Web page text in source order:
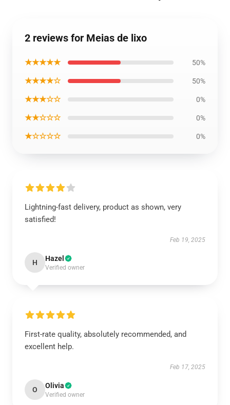
2 reviews for Meias de lixo
★★★★★ 50%
★★★★☆ 50%
★★★☆☆ 0%
★★☆☆☆ 0%
★☆☆☆☆ 0%
Lightning-fast delivery, product as shown, very
satisfied!
Feb 19, 2025
H Hazel
Verified owner
First-rate quality, absolutely recommended, and
excellent help.
Feb 17, 2025
O Olivia
Verified owner